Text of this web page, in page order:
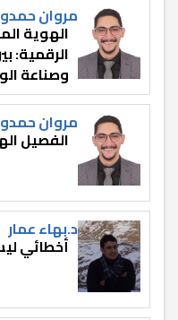
مروان
الهوية
الرقمية:
وصناعة
مروان
الفصيل
د.بهاء عمار
أخطائي